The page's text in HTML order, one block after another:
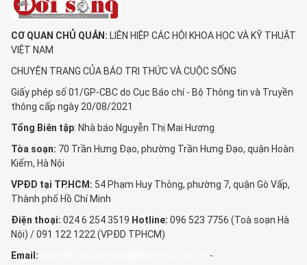
CƠ QUAN CHỦ QUẢN: LIÊN HIỆP CÁC HỘI KHOA HỌC VÀ KỸ THUẬT
VIỆT NAM
CHUYÊN TRANG CỦA BÁO TRI THỨC VÀ CUỘC SỐNG
Giấy phép số 01/GP-CBC do Cục Báo chí - Bộ Thông tin và Truyền
thông cấp ngày 20/08/2021
Tổng Biên tập: Nhà báo Nguyễn Thị Mai Hương
Tòa soạn: 70 Trần Hưng Đạo, phường Trần Hưng Đạo, quận Hoàn
Kiếm, Hà Nội
VPĐD tại TP.HCM: 54 Phạm Huy Thông, phường 7, quận Gò Vấp,
Thành phố Hồ Chí Minh
Điện thoại: 024 6 254 3519 Hotline: 096 523 7756 (Toà soạn Hà
Nội) / 091 122 1222 (VPĐD TPHCM)
Email:
-